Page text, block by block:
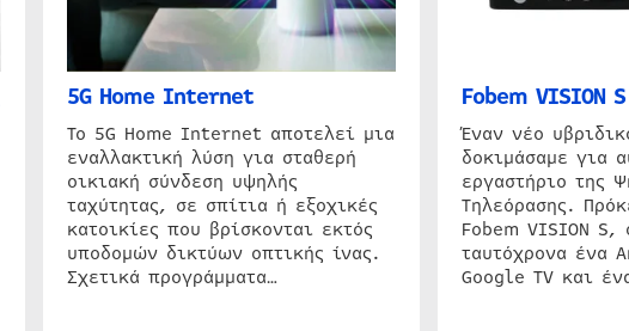
5G Home Internet
Το 5G Home Internet αποτελεί μια
εναλλακτική λύση για σταθερή
οικιακή σύνδεση υψηλής
ταχύτητας, σε σπίτια ή εξοχικές
κατοικίες που βρίσκονται εκτός
υποδομών δικτύων οπτικής ίνας.
Σχετικά προγράμματα…
Fobem VISION S
Έναν νέο
δοκιμάσαμε για
εργαστήριο της
Τηλεόρασης.
Fobem VISION S,
ταυτόχρονα ένα
Google TV και